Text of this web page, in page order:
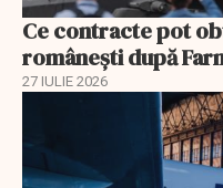
Ce contracte pot
românești după
27 IULIE 2026